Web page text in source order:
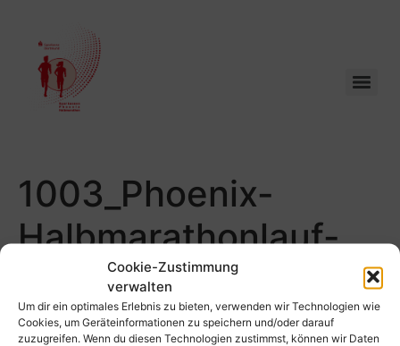
Cookie-Zustimmung
verwalten
Um dir ein optimales Erlebnis zu bieten, verwenden wir Technologien wie
Cookies, um Geräteinformationen zu speichern und/oder darauf
zuzugreifen. Wenn du diesen Technologien zustimmst, können wir Daten
1003_Phoenix-
Halbmarathonlauf-
Schuetze_058